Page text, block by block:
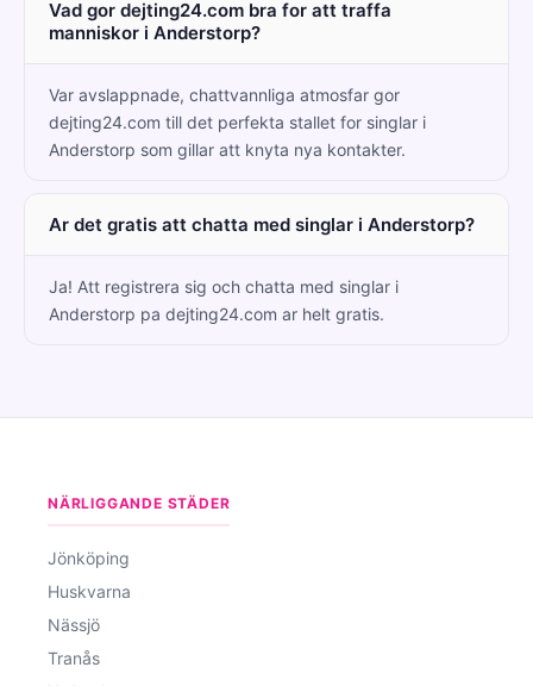
Vad gor dejting24.com bra for att traffa
manniskor i Anderstorp?
Var avslappnade, chattvannliga atmosfar gor
dejting24.com till det perfekta stallet for singlar i
Anderstorp som gillar att knyta nya kontakter.
Ar det gratis att chatta med singlar i Anderstorp?
Ja! Att registrera sig och chatta med singlar i
Anderstorp pa dejting24.com ar helt gratis.
NÄRLIGGANDE STÄDER
Jönköping
Huskvarna
Nässjö
Tranås